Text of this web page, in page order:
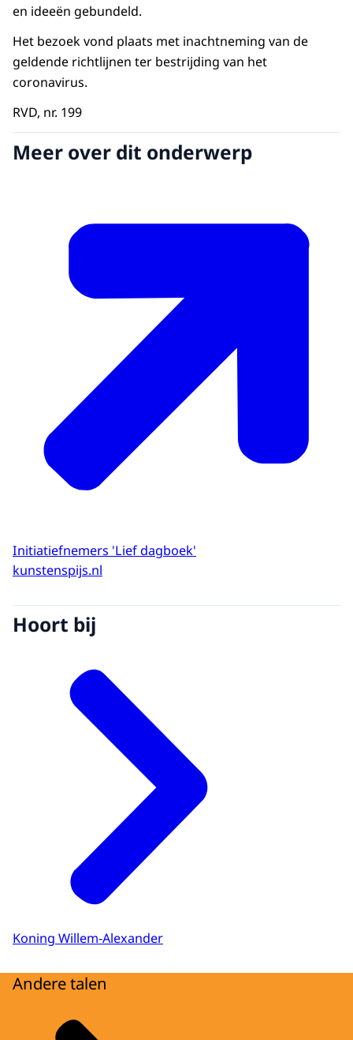
en ideeën gebundeld.
Het bezoek vond plaats met inachtneming van de
geldende richtlijnen ter bestrijding van het
coronavirus.
RVD, nr. 199
Meer over dit onderwerp
Initiatiefnemers 'Lief dagboek'
kunstenspijs.nl
Hoort bij
Koning Willem-Alexander
Andere talen